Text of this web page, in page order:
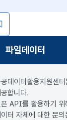
파일데이터
선택됨
데이터활용지원센
합니다.
API를 활용하기 위
이터 자체에 대한 문